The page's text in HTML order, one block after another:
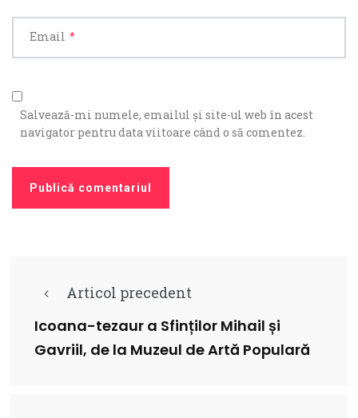
Email *
Salvează-mi numele, emailul și site-ul web în acest
navigator pentru data viitoare când o să comentez.
Articol precedent
Icoana-tezaur a Sfinților Mihail și
Gavriil, de la Muzeul de Artă Populară